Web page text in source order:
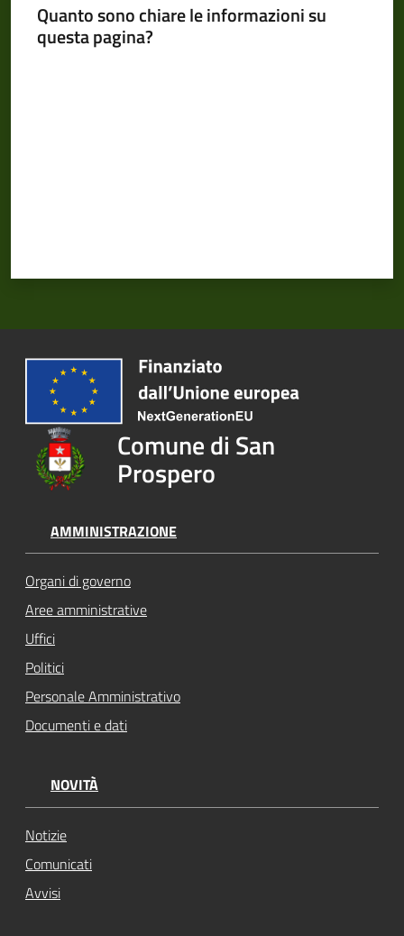
Quanto sono chiare le informazioni su
questa pagina?
Comune di San
Prospero
AMMINISTRAZIONE
Organi di governo
Aree amministrative
Uffici
Politici
Personale Amministrativo
Documenti e dati
NOVITÀ
Notizie
Comunicati
Avvisi